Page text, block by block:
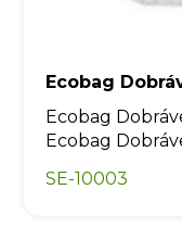
Ecobag
Ecobag
Ecobag
SE-10003